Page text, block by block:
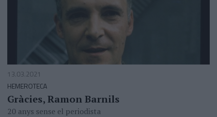
13.03.2021
HEMEROTECA
Gràcies, Ramon Barnils
20 anys sense el periodista